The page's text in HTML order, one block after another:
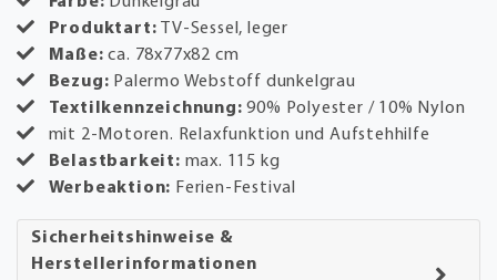
Produktart:
TV-Sessel, leger
Maße:ca. 78x77x82 cm
Bezug: Palermo Webstoff dunkelgrau
Textilkennzeichnung:90% Polyester / 10% Nylon
mit 2-Motoren. Relaxfunktion und Aufstehhilfe
Belastbarkeit: max. 115 kg
Werbeaktion: Ferien-Festival
Sicherheitshinweise &
Herstellerinformationen